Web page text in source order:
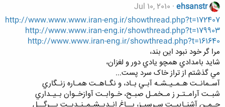
ehsanstr
Jul 10, 2010
http://www.www.www.iran-eng.ir/showthread.php?t=172407
http://www.www.iran-eng.ir/showthread.php?t=179903
http://www.www.iran-eng.ir/showthread.php?t=161640
مرا گر خود نبود اين بند،
شايد بامدادي همچو يادي دور و لغزان،
مي گذشتم از تراز خاک سرد پست...
آسـمانـت هـمـيـشـه آبـي بـاد، و نگـاهـت همـاره زنـگاري
شبـت آرامـتـر ز مـخمـل صبـح، خـوابـت آوازخـوان بـيـداري